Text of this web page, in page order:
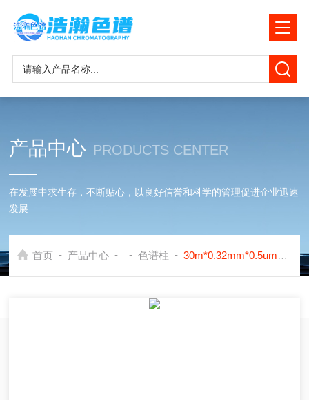
产品中心 PRODUCTS CENTER
在发展中求生存，不断贴心，以良好信誉和科学的管理促进企业迅速
发展
首页 - 产品中心 - - 色谱柱 - 30m*0.32mm*0.5um二甲戊灵原药测定SE30毛细管色谱柱应用岛津